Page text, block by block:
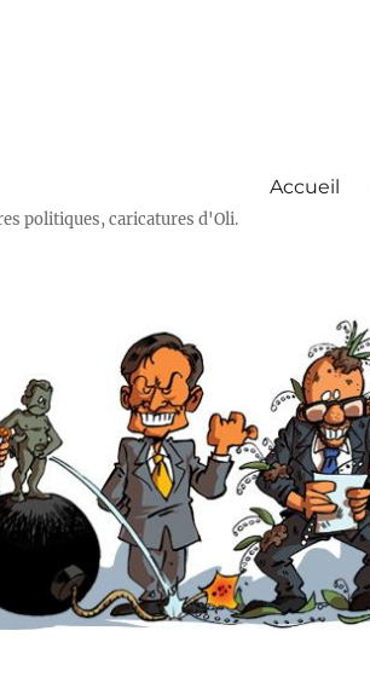
politiques, caricatures d'Oli.
Accueil